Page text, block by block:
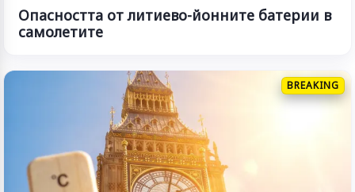
Опасността от литиево-йонните батерии в
самолетите
BREAKING